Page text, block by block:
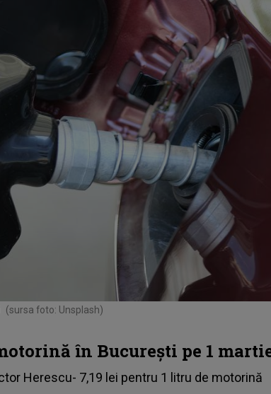
(sursa foto: Unsplash)
în București pe 1
Herescu- 7,19 lei pentru 1 litru de motorină